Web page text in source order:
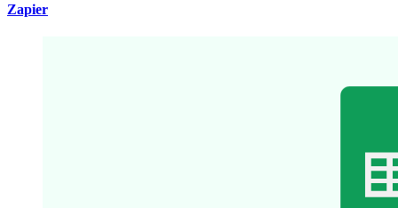
Zapier